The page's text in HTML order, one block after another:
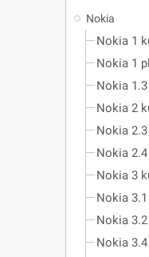
Nokia
Nokia 1
Nokia 1
Nokia
Nokia 2
Nokia
Nokia
Nokia 3
Nokia
Nokia
Nokia